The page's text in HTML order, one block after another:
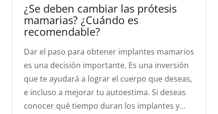
¿Se deben cambiar las prótesis
mamarias? ¿Cuándo es
recomendable?
Dar el paso para obtener implantes mamarios
es una decisión importante. Es una inversión
que te ayudará a lograr el cuerpo que deseas,
e incluso a mejorar tu autoestima. Si deseas
conocer qué tiempo duran los implantes y...